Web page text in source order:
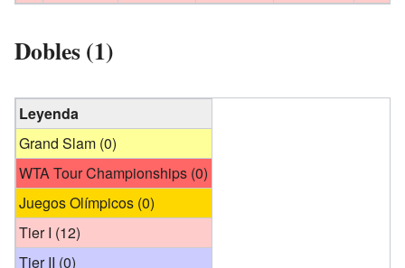
Dobles (1)
Leyenda
Grand Slam (0)
WTA Tour Championships (0)
Juegos Olímpicos (0)
Tier I (12)
Tier II (0)